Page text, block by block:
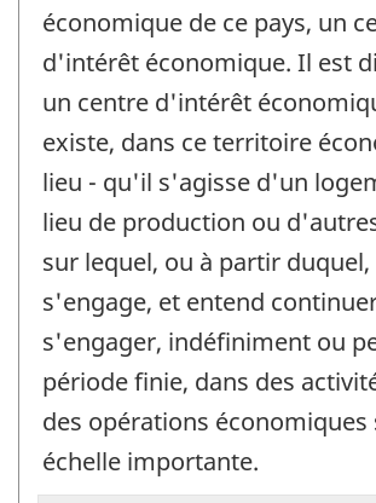
économique de ce pays, un
d'intérêt économique. Il est
un centre d'intérêt
existe, dans ce territoire
lieu - qu'il s'agisse d'un
lieu de production ou
sur lequel, ou à partir duquel,
s'engage, et entend
s'engager, indéfiniment ou
période finie, dans des
des opérations économiques
échelle importante.